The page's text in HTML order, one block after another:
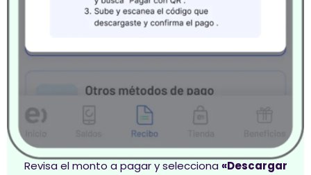
Revisa el monto a pagar y selecciona«Descargar